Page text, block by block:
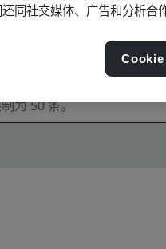
同社交媒体、广告和分析合
Cookie